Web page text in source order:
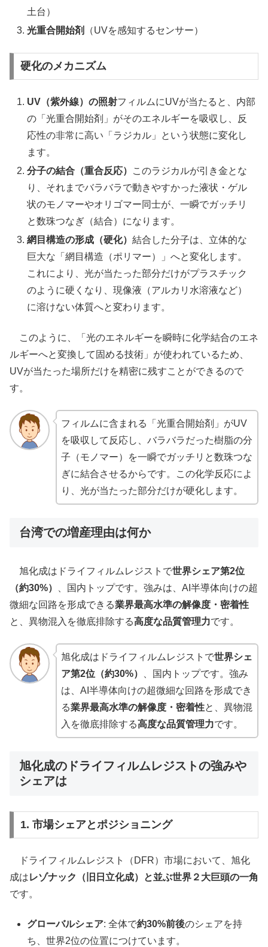
土台）
光重合開始剤
（UVを感知するセンサー）
硬化のメカニズム
UV（紫外線）の照射フィルムにUVが当たると、内部
の「光重合開始剤」がそのエネルギーを吸収し、反
応性の非常に高い「ラジカル」という状態に変化し
ます。
分子の結合（重合反応）
このラジカルが引き金とな
り、それまでバラバラで動きやすかった液状・ゲル
状のモノマーやオリゴマー同士が、一瞬でガッチリ
と数珠つなぎ（結合）になります。
網目構造の形成（硬化）結合した分子は、立体的な
巨大な「網目構造（ポリマー）」へと変化します。
これにより、光が当たった部分だけがプラスチック
のように硬くなり、現像液（アルカリ水溶液など）
に溶けない体質へと変わります。
このように、「光のエネルギーを瞬時に化学結合のエネ
ルギーへと変換して固める技術」が使われているため、
UVが当たった場所だけを精密に残すことができるので
す。
フィルムに含まれる「光重合開始剤」がUV
を吸収して反応し、バラバラだった樹脂の分
子（モノマー）を一瞬でガッチリと数珠つな
ぎに結合させるからです。この化学反応によ
り、光が当たった部分だけが硬化します。
台湾での増産理由は何か
旭化成はドライフィルムレジストで世界シェア第2位
（約30%）
、国内トップです。強みは、AI半導体向けの超
微細な回路を形成できる業界最高水準の解像度・密着性
と、異物混入を徹底排除する高度な品質管理力です。
旭化成はドライフィルムレジストで世界シェ
ア第2位（約30%）
、国内トップです。強み
は、AI半導体向けの超微細な回路を形成でき
る業界最高水準の解像度・密着性と、異物混
入を徹底排除する高度な品質管理力です。
旭化成のドライフィルムレジストの強みや
シェアは
1. 市場シェアとポジショニング
ドライフィルムレジスト（DFR）市場において、旭化
成はレゾナック（旧日立化成）と並ぶ世界２大巨頭の一角
です。
グローバルシェア: 全体で約30%前後のシェアを持
ち、世界2位の位置につけています。